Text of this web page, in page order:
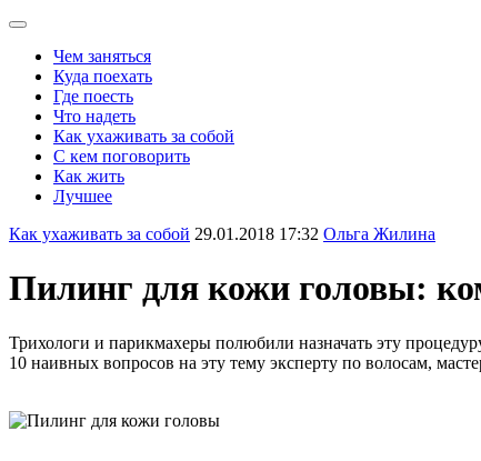
Чем заняться
Куда поехать
Где поесть
Что надеть
Как ухаживать за собой
С кем поговорить
Как жить
Лучшее
Как ухаживать за собой 29.01.2018 17:32 Ольга Жилина
Пилинг для кожи головы:
Трихологи и парикмахеры полюбили назначать эту
10 наивных вопросов на эту тему эксперту по волосам,